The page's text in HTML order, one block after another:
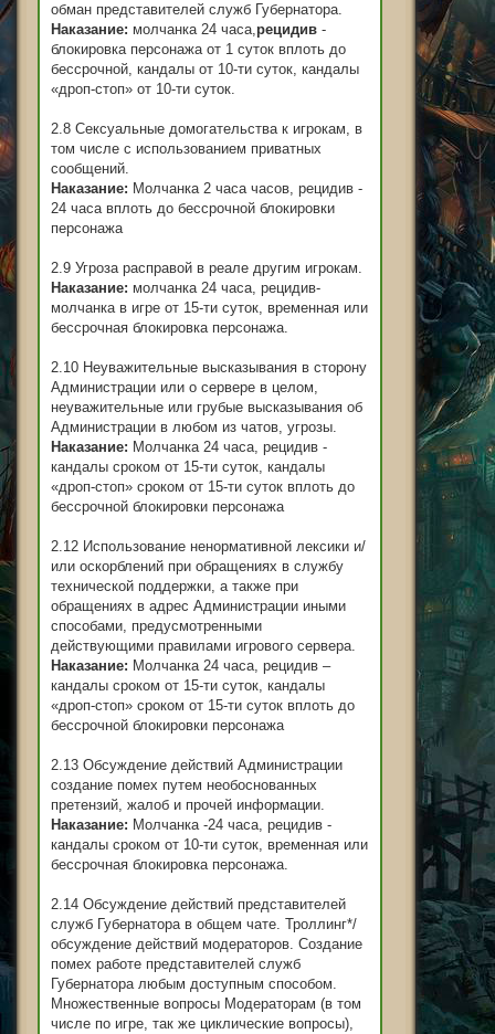
обман представителей служб Губернатора.
Наказание: молчанка 24 часа,рецидив -
блокировка персонажа от 1 суток вплоть до
бессрочной, кандалы от 10-ти суток, кандалы
«дроп-стоп» от 10-ти суток.
2.8 Сексуальные домогательства к игрокам, в
том числе с использованием приватных
сообщений.
Наказание: Молчанка 2 часа часов, рецидив -
24 часа вплоть до бессрочной блокировки
персонажа
2.9 Угроза расправой в реале другим игрокам.
Наказание: молчанка 24 часа, рецидив-
молчанка в игре от 15-ти суток, временная или
бессрочная блокировка персонажа.
2.10 Неуважительные высказывания в сторону
Администрации или о сервере в целом,
неуважительные или грубые высказывания об
Администрации в любом из чатов, угрозы.
Наказание: Молчанка 24 часа, рецидив -
кандалы сроком от 15-ти суток, кандалы
«дроп-стоп» сроком от 15-ти суток вплоть до
бессрочной блокировки персонажа
2.12 Использование ненормативной лексики и/
или оскорблений при обращениях в службу
технической поддержки, а также при
обращениях в адрес Администрации иными
способами, предусмотренными
действующими правилами игрового сервера.
Наказание: Молчанка 24 часа, рецидив –
кандалы сроком от 15-ти суток, кандалы
«дроп-стоп» сроком от 15-ти суток вплоть до
бессрочной блокировки персонажа
2.13 Обсуждение действий Администрации
создание помех путем необоснованных
претензий, жалоб и прочей информации.
Наказание: Молчанка -24 часа, рецидив -
кандалы сроком от 10-ти суток, временная или
бессрочная блокировка персонажа.
2.14 Обсуждение действий представителей
служб Губернатора в общем чате. Троллинг*/
обсуждение действий модераторов. Создание
помех работе представителей служб
Губернатора любым доступным способом.
Множественные вопросы Модераторам (в том
числе по игре, так же циклические вопросы),